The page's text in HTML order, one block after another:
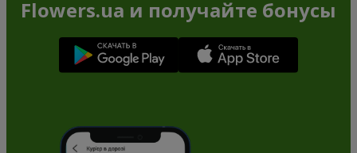
Flowers.ua и получайте бонусы